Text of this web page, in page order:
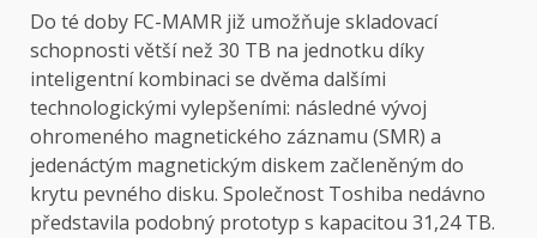
Do té doby FC-MAMR již umožňuje skladovací
schopnosti větší než 30 TB na jednotku díky
inteligentní kombinaci se dvěma dalšími
technologickými vylepšeními: následné vývoj
ohromeného magnetického záznamu (SMR) a
jedenáctým magnetickým diskem začleněným do
krytu pevného disku. Společnost Toshiba nedávno
představila podobný prototyp s kapacitou 31,24 TB.